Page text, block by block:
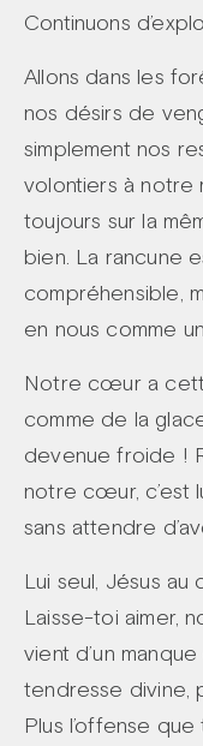
Continuons
Allons dans les
nos désirs de
simplement nos
volontiers à notre
toujours sur la
bien. La rancune
compréhensible,
en nous comme
Notre cœur a
comme de la
devenue froide !
notre cœur, c’est
sans attendre
Lui seul, Jésus
Laisse-toi aimer,
vient d’un
tendresse divine,
Plus l’offense